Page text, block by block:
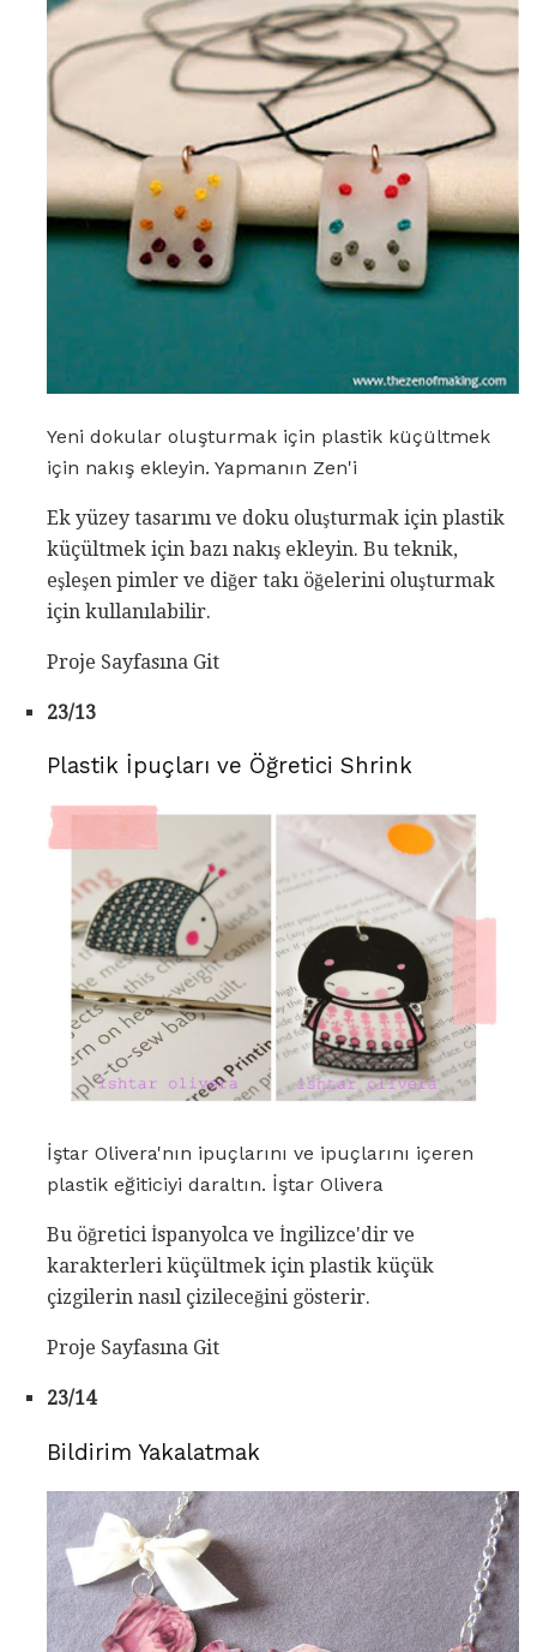
Yeni dokular oluşturmak için plastik küçültmek
için nakış ekleyin. Yapmanın Zen'i
Ek yüzey tasarımı ve doku oluşturmak için plastik
küçültmek için bazı nakış ekleyin. Bu teknik,
eşleşen pimler ve diğer takı öğelerini oluşturmak
için kullanılabilir.
Proje Sayfasına Git
23/13
Plastik İpuçları ve Öğretici Shrink
İştar Olivera'nın ipuçlarını ve ipuçlarını içeren
plastik eğiticiyi daraltın. İştar Olivera
Bu öğretici İspanyolca ve İngilizce'dir ve
karakterleri küçültmek için plastik küçük
çizgilerin nasıl çizileceğini gösterir.
Proje Sayfasına Git
23/14
Bildirim Yakalatmak